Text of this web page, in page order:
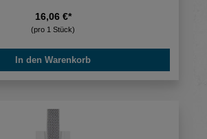
16,06 €*
(pro 1 Stück)
In den Warenkorb